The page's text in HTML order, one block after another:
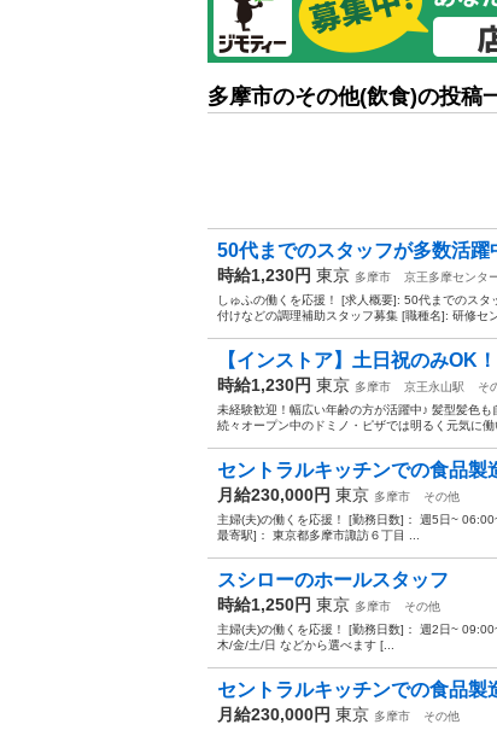
多摩市のその他(飲食)の投稿
50代までのスタッフが多数活
時給1,230円 東京 多摩市 京王多摩センタ
しゅふの働くを応援！ [求人概要]: 50代までのス
付けなどの調理補助スタッフ募集 [職種名]: 研修セ
【インストア】土日祝のみOK
時給1,230円 東京 多摩市 京王永山駅
そ
未経験歓迎！幅広い年齢の方が活躍中♪ 髪型髪色
続々オープン中のドミノ・ピザでは明るく元気に
セントラルキッチンでの食品製
月給230,000円 東京 多摩市
その他
主婦(夫)の働くを応援！ [勤務日数]： 週5日~
最寄駅]： 東京都多摩市諏訪６丁目 ...
スシローのホールスタッフ
時給1,250円 東京 多摩市
その他
主婦(夫)の働くを応援！ [勤務日数]： 週2日~
木/金/土/日 などから選べます [...
セントラルキッチンでの食品製
月給230,000円 東京 多摩市
その他